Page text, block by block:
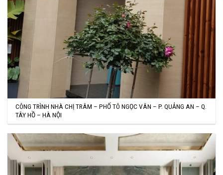
CÔNG TRÌNH NHÀ CHỊ TRÂM – PHỐ TÔ NGỌC VÂN – P. QUẢNG AN – Q.
TÂY HỒ – HÀ NỘI